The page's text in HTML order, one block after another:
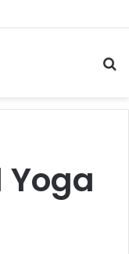
मोबाइल फोन बरामद